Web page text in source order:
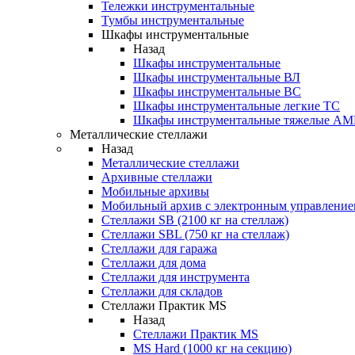
Тележки инструментальные
Тумбы инструментальные
Шкафы инструментальные
Назад
Шкафы инструментальные
Шкафы инструментальные ВЛ
Шкафы инструментальные ВС
Шкафы инструментальные легкие ТС
Шкафы инструментальные тяжелые
Металлические стеллажи
Назад
Металлические стеллажи
Архивные стеллажи
Мобильные архивы
Мобильный архив с электронным
Стеллажи SB (2100 кг на стеллаж)
Стеллажи SBL (750 кг на стеллаж)
Стеллажи для гаража
Стеллажи для дома
Стеллажи для инструмента
Стеллажи для складов
Стеллажи Практик MS
Назад
Стеллажи Практик MS
MS Hard (1000 кг на секцию)